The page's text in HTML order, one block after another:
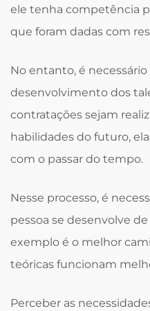
ele tenha competência
que foram dadas com
No entanto, é
desenvolvimento dos
contratações sejam
habilidades do futuro,
com o passar do tempo.
Nesse processo, é
pessoa se desenvolve
exemplo é o melhor
teóricas funcionam
Perceber as